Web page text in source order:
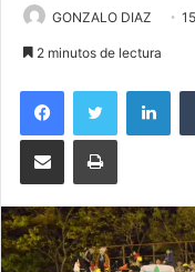
GONZALO DIAZ
2 minutos de lectura
FacebookTwitter
Compartir por correo electrónicoImprimir